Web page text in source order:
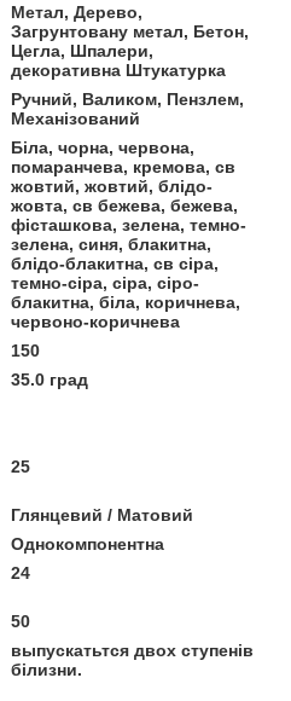
Метал, Дерево,
Загрунтовану метал, Бетон,
Цегла, Шпалери,
декоративна Штукатурка
Ручний, Валиком, Пензлем,
Механізований
Біла, чорна, червона,
помаранчева, кремова, св
жовтий, жовтий, блідо-
жовта, св бежева, бежева,
фісташкова, зелена, темно-
зелена, синя, блакитна,
блідо-блакитна, св сіра,
темно-сіра, сіра, сіро-
блакитна, біла, коричнева,
червоно-коричнева
150
35.0 град
25
Глянцевий / Матовий
Однокомпонентна
24
50
выпускатьтся двох ступенів
білизни.